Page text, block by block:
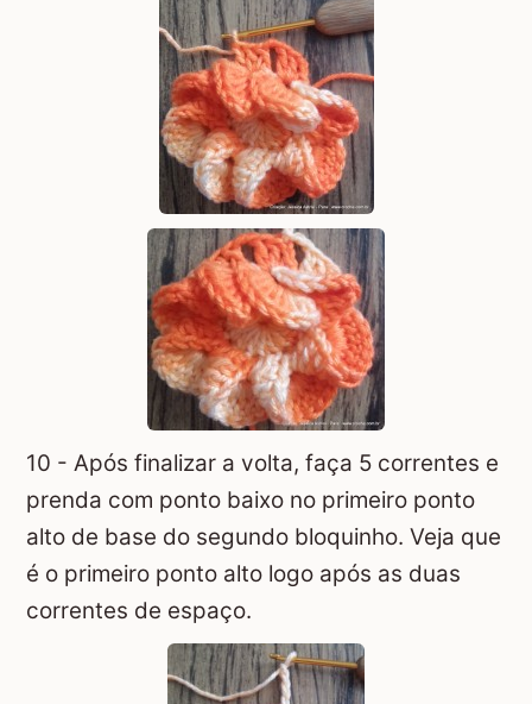
10 - Após finalizar a volta, faça 5 correntes e
prenda com ponto baixo no primeiro ponto
alto de base do segundo bloquinho. Veja que
é o primeiro ponto alto logo após as duas
correntes de espaço.